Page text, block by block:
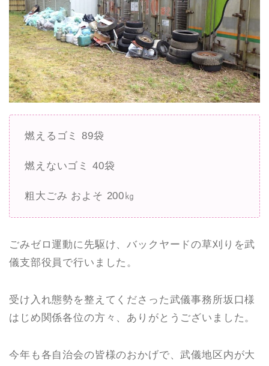
燃えるゴミ 89袋
燃えないゴミ 40袋
粗大ごみ およそ 200㎏
ごみゼロ運動に先駆け、バックヤードの草刈りを武
儀支部役員で行いました。
受け入れ態勢を整えてくださった武儀事務所坂口様
はじめ関係各位の方々、ありがとうございました。
今年も各自治会の皆様のおかげで、武儀地区内が大